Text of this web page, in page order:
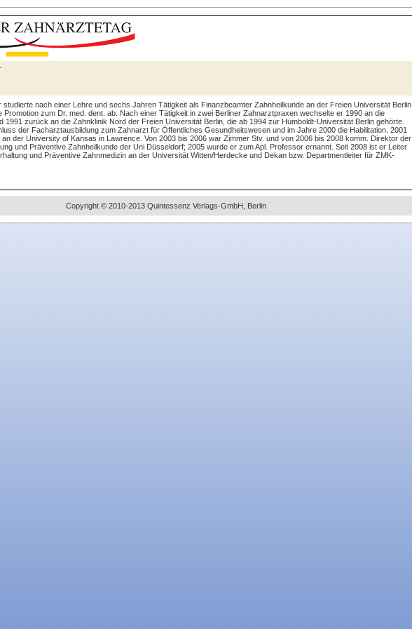
studierte nach einer Lehre und sechs Jahren Tätigkeit als Finanzbeamter Zahnheilkunde an der Freien Universität Berlin
Promotion zum Dr. med. dent. ab. Nach einer Tätigkeit in zwei Berliner Zahnarztpraxen wechselte er 1990 an die
1991 zurück an die Zahnklinik Nord der Freien Universität Berlin, die ab 1994 zur Humboldt-Universität Berlin gehörte.
der Facharztausbildung zum Zahnarzt für Öffentliches Gesundheitswesen und im Jahre 2000 die Habilitation. 2001
der University of Kansas in Lawrence. Von 2003 bis 2006 war Zimmer Stv. und von 2006 bis 2008 komm. Direktor der
und Präventive Zahnheilkunde der Uni Düsseldorf; 2005 wurde er zum Apl. Professor ernannt. Seit 2008 ist er Leiter
und Präventive Zahnmedizin an der Universität Witten/Herdecke und Dekan bzw. Departmentleiter für ZMK-
Copyright © 2010-2013 Quintessenz Verlags-GmbH, Berlin